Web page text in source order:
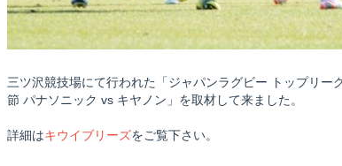
三ツ沢競技場にて行われた「ジャパンラグビー トップリー
節 パナソニック vs キヤノン」を取材して来ました。
詳細はキウイブリーズをご覧下さい。